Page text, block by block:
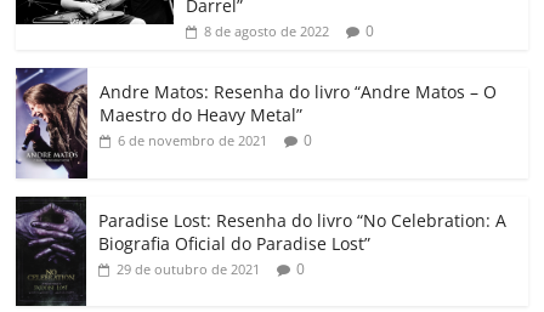
ro
o
Darrel”
8 de agosto de 2022 0
Andre Matos: Resenha do livro “Andre Matos – O
Maestro do Heavy Metal”
6 de novembro de 2021 0
Paradise Lost: Resenha do livro “No Celebration: A
Biografia Oficial do Paradise Lost”
29 de outubro de 2021 0